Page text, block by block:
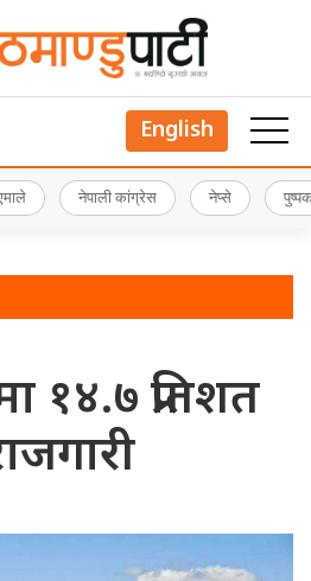
English
नेपाली कांग्रेस नेप्से
१४.७ प्रतिशत